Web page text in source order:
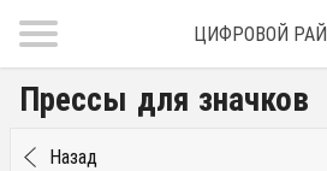
ЦИФРОВОЙ РАЙ
Прессы для значков
Назад